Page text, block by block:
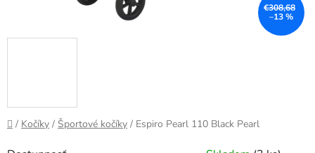
Domov
/ Kočíky / Športové kočíky / Espiro Pearl 110 Black Pearl
€308,68
–13 %